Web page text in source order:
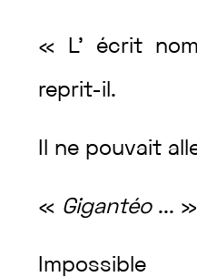
« L’ écrit
reprit-il .
ne pouvait
« Gigantéo ... »
Impossible